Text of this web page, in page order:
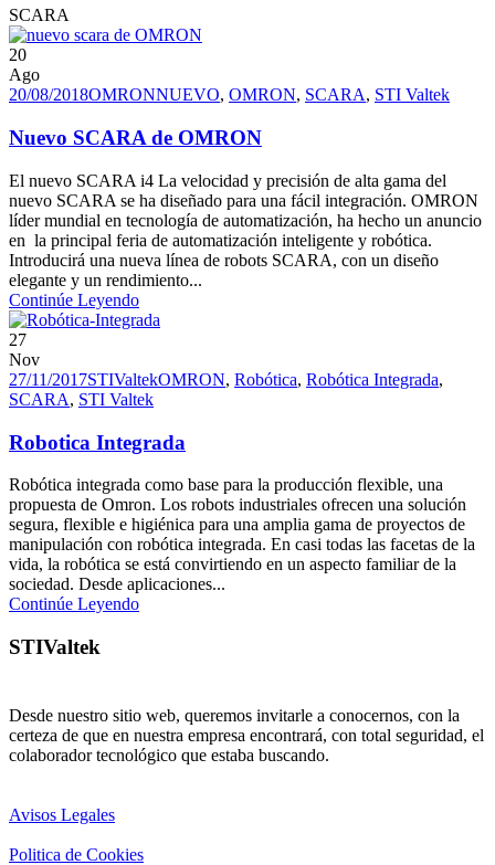
SCARA
20
Ago
20/08/2018OMRONNUEVO, OMRON, SCARA, STI Valtek
Nuevo SCARA de OMRON
El nuevo SCARA i4 La velocidad y precisión de alta gama del
nuevo SCARA se ha diseñado para una fácil integración. OMRON
líder mundial en tecnología de automatización, ha hecho un anuncio
en la principal feria de automatización inteligente y robótica.
Introducirá una nueva línea de robots SCARA, con un diseño
elegante y un rendimiento...
Continúe Leyendo
27
Nov
27/11/2017STIValtekOMRON, Robótica, Robótica Integrada,
SCARA, STI Valtek
Robotica Integrada
Robótica integrada como base para la producción flexible, una
propuesta de Omron. Los robots industriales ofrecen una solución
segura, flexible e higiénica para una amplia gama de proyectos de
manipulación con robótica integrada. En casi todas las facetas de la
vida, la robótica se está convirtiendo en un aspecto familiar de la
sociedad. Desde aplicaciones...
Continúe Leyendo
STIValtek
Desde nuestro sitio web, queremos invitarle a conocernos, con la
certeza de que en nuestra empresa encontrará, con total seguridad, el
colaborador tecnológico que estaba buscando.
Avisos Legales
Politica de Cookies